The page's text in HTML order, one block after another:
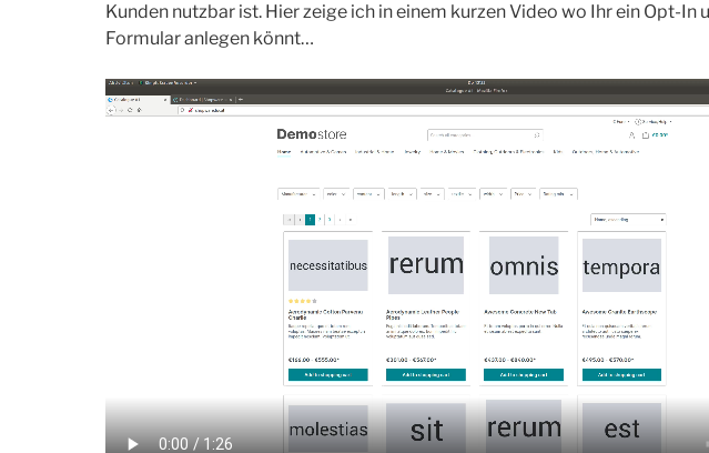
Kunden nutzbar ist. Hier zeige ich in einem kurzen Video wo Ihr ein Opt-In
Formular anlegen könnt…